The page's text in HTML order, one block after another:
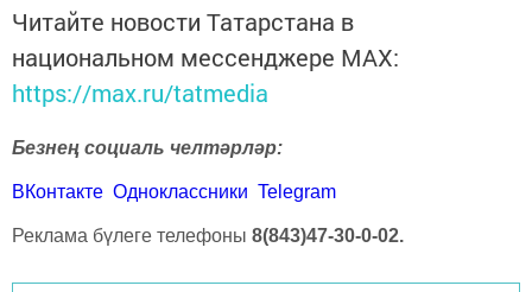
Читайте новости Татарстана в
национальном мессенджере MАХ:
https://max.ru/tatmedia
Безнең социаль челтәрләр:
ВКонтакте Одноклассники Telegram
Реклама бүлеге телефоны 8(843)47-30-0-02.